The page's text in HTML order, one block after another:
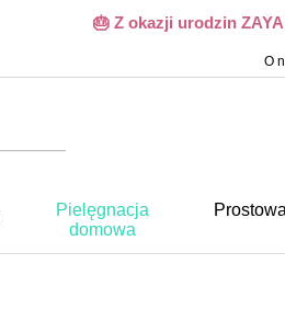
🎂 Z okazji urodzin
O
Pielęgnacja
domowa